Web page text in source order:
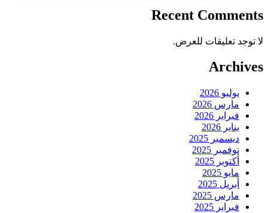
Recent Comments
لا توجد تعليقات للعرض.
Archives
يوليو 2026
مارس 2026
فبراير 2026
يناير 2026
ديسمبر 2025
نوفمبر 2025
أكتوبر 2025
مايو 2025
أبريل 2025
مارس 2025
فبراير 2025